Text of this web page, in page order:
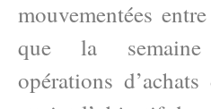
mouvementées
que la
opérations